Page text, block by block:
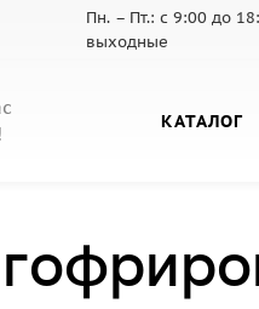
Пн. – Пт.: с 9:00 до
выходные
КАТАЛОГ